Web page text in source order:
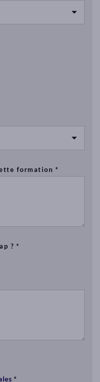
formation *
? *
*